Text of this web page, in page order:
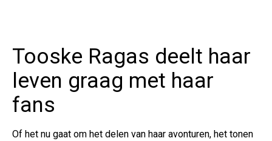
Tooske Ragas deelt haar
leven graag met haar
fans
Of het nu gaat om het delen van haar avonturen, het tonen